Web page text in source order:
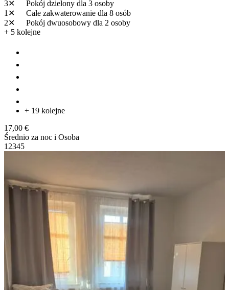
3✕
Pokój dzielony dla 3 osoby
1✕
Całe zakwaterowanie dla 8 osób
2✕
Pokój dwuosobowy dla 2 osoby
+ 5 kolejne
+ 19 kolejne
17,00 €
Średnio za noc i Osoba
1 2345